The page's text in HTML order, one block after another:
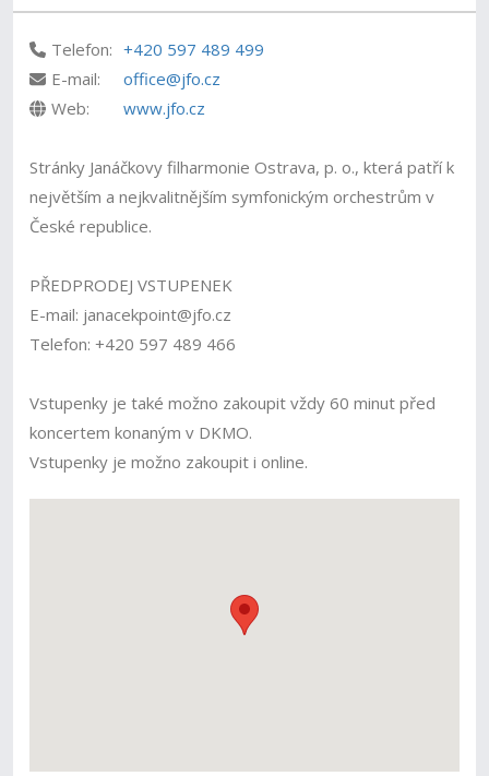
Telefon: +420 597 489 499
E-mail:
office@jfo.cz
Web:
www.jfo.cz
Stránky Janáčkovy filharmonie Ostrava, p. o., která patří k
největším a nejkvalitnějším symfonickým orchestrům v
České republice.
PŘEDPRODEJ VSTUPENEK
E-mail: janacekpoint@jfo.cz
Telefon: +420 597 489 466
Vstupenky je také možno zakoupit vždy 60 minut před
koncertem konaným v DKMO.
Vstupenky je možno zakoupit i online.